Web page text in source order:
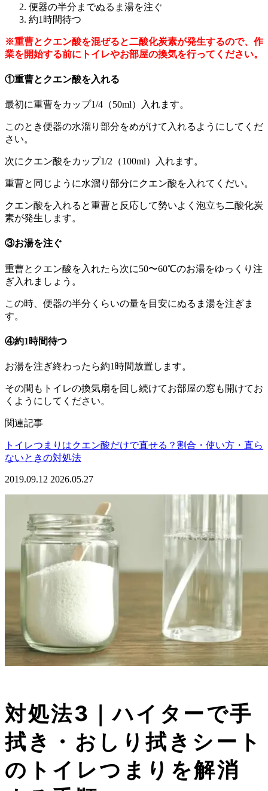
便器の半分までぬるま湯を注ぐ
約1時間待つ
※重曹とクエン酸を混ぜると二酸化炭素が発生するので、作
業を開始する前にトイレやお部屋の換気を行ってください。
①重曹とクエン酸を入れる
最初に重曹をカップ1/4（50ml）入れます。
このとき便器の水溜り部分をめがけて入れるようにしてくだ
さい。
次にクエン酸をカップ1/2（100ml）入れます。
重曹と同じように水溜り部分にクエン酸を入れてくだい。
クエン酸を入れると重曹と反応して勢いよく泡立ち二酸化炭
素が発生します。
③お湯を注ぐ
重曹とクエン酸を入れたら次に50〜60℃のお湯をゆっくり注
ぎ入れましょう。
この時、便器の半分くらいの量を目安にぬるま湯を注ぎま
す。
④約1時間待つ
お湯を注ぎ終わったら約1時間放置します。
その間もトイレの換気扇を回し続けてお部屋の窓も開けてお
くようにしてください。
関連記事
トイレつまりはクエン酸だけで直せる？割合・使い方・直ら
ないときの対処法
2019.09.12 2026.05.27
対処法3｜ハイターで手
拭き・おしり拭きシート
のトイレつまりを解消